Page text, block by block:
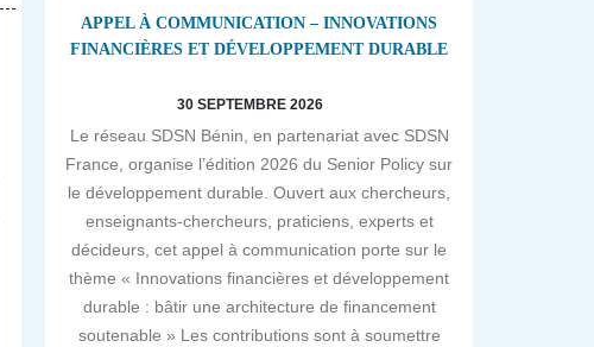
APPEL À COMMUNICATION – INNOVATIONS
FINANCIÈRES ET DÉVELOPPEMENT DURABLE
30 SEPTEMBRE 2026
Le réseau SDSN Bénin, en partenariat avec SDSN
France, organise l’édition 2026 du Senior Policy sur
le développement durable. Ouvert aux chercheurs,
enseignants-chercheurs, praticiens, experts et
décideurs, cet appel à communication porte sur le
thème « Innovations financières et développement
durable : bâtir une architecture de financement
soutenable » Les contributions sont à soumettre